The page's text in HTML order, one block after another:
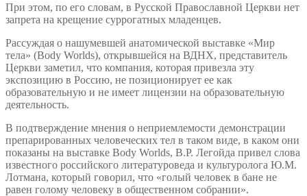
При этом, по его словам, в Русской Православной Церкви нет
запрета на крещение суррогатных младенцев.
Рассуждая о нашумевшей анатомической выставке «Мир
тела» (Body Worlds), открывшейся на ВДНХ, представитель
Церкви заметил, что компания, которая привезла эту
экспозицию в Россию, не позиционирует ее как
образовательную и не имеет лицензии на образовательную
деятельность.
В подтверждение мнения о неприемлемости демонстрации
препарированных человеческих тел в таком виде, в каком они
показаны на выставке Body Worlds, В.Р. Легойда привел слова
известного российского литературоведа и культуролога Ю.М.
Лотмана, который говорил, что «голый человек в бане не
равен голому человеку в общественном собрании».